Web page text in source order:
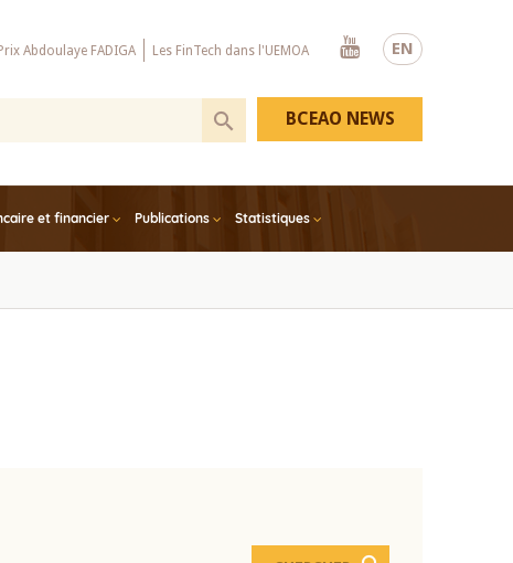
EN
Prix Abdoulaye FADIGA Les FinTech dans l'UEMOA
Youtube
et financier Publications Statistiques
BCEAO NEWS